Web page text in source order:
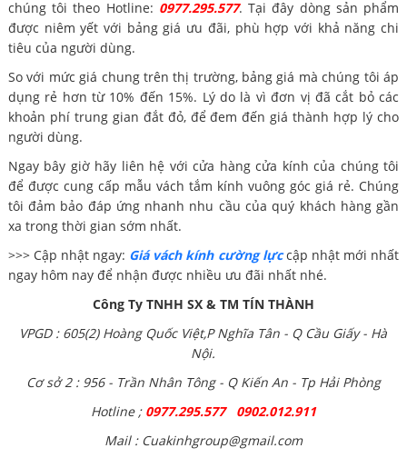
chúng tôi theo Hotline: 0977.295.577. Tại đây dòng sản phẩm
được niêm yết với bảng giá ưu đãi, phù hợp với khả năng chi
tiêu của người dùng.
So với mức giá chung trên thị trường, bảng giá mà chúng tôi áp
dụng rẻ hơn từ 10% đến 15%. Lý do là vì đơn vị đã cắt bỏ các
khoản phí trung gian đắt đỏ, để đem đến giá thành hợp lý cho
người dùng.
Ngay bây giờ hãy liên hệ với cửa hàng cửa kính của chúng tôi
để được cung cấp mẫu vách tắm kính vuông góc giá rẻ. Chúng
tôi đảm bảo đáp ứng nhanh nhu cầu của quý khách hàng gần
xa trong thời gian sớm nhất.
>>> Cập nhật ngay: Giá vách kính cường lựccập nhật mới nhất
ngay hôm nay để nhận được nhiều ưu đãi nhất nhé.
Công Ty TNHH SX & TM TÍN THÀNH
VPGD : 605(2) Hoàng Quốc Việt,P Nghĩa Tân - Q Cầu Giấy - Hà
Nội.
Cơ sở 2 : 956 - Trần Nhân Tông - Q Kiến An - Tp Hải Phòng
Hotline ; 0977.295.577 0902.012.911
Mail : Cuakinhgroup@gmail.com